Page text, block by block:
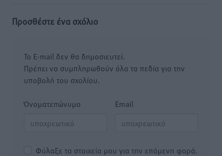
Προσθέστε ένα σχόλιο
Το E-mail δεν θα δημοσιευτεί.
Πρέπει να συμπληρωθούν όλα τα πεδία για την
υποβολή του σχολίου.
Όνοματεπώνυμο Email
Φύλαξε τα στοιχεία μου για την επόμενη φορά.